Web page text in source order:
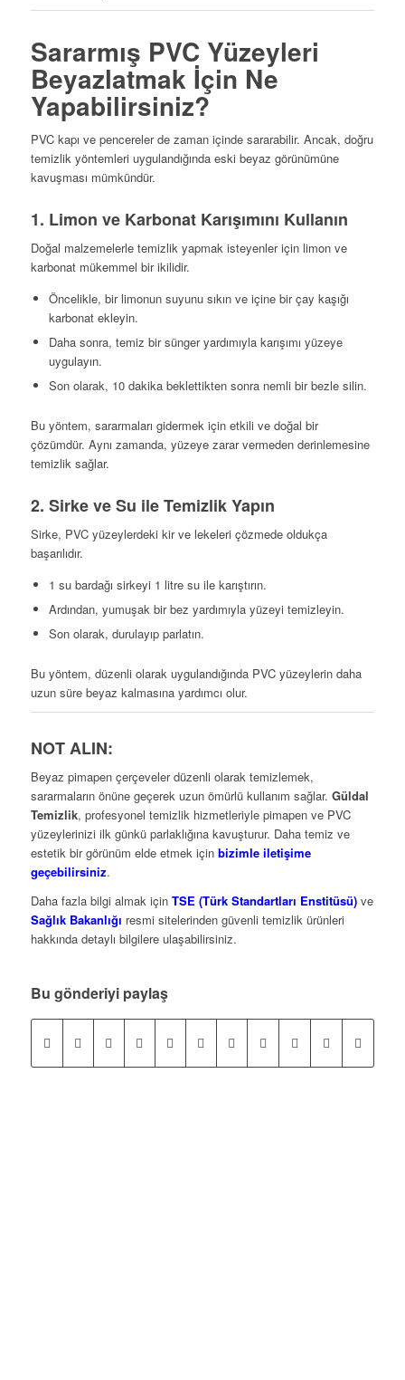
Sararmış PVC Yüzeyleri
Beyazlatmak İçin Ne
Yapabilirsiniz?
PVC kapı ve pencereler de zaman içinde sararabilir. Ancak, doğru
temizlik yöntemleri uygulandığında eski beyaz görünümüne
kavuşması mümkündür.
1. Limon ve Karbonat Karışımını Kullanın
Doğal malzemelerle temizlik yapmak isteyenler için limon ve
karbonat mükemmel bir ikilidir.
Öncelikle, bir limonun suyunu sıkın ve içine bir çay kaşığı
karbonat ekleyin.
Daha sonra, temiz bir sünger yardımıyla karışımı yüzeye
uygulayın.
Son olarak, 10 dakika beklettikten sonra nemli bir bezle silin.
Bu yöntem, sararmaları gidermek için etkili ve doğal bir
çözümdür. Aynı zamanda, yüzeye zarar vermeden derinlemesine
temizlik sağlar.
2. Sirke ve Su ile Temizlik Yapın
Sirke, PVC yüzeylerdeki kir ve lekeleri çözmede oldukça
başarılıdır.
1 su bardağı sirkeyi 1 litre su ile karıştırın.
Ardından, yumuşak bir bez yardımıyla yüzeyi temizleyin.
Son olarak, durulayıp parlatın.
Bu yöntem, düzenli olarak uygulandığında PVC yüzeylerin daha
uzun süre beyaz kalmasına yardımcı olur.
NOT ALIN:
Beyaz pimapen çerçeveler düzenli olarak temizlemek,
sararmaların önüne geçerek uzun ömürlü kullanım sağlar. Güldal
Temizlik, profesyonel temizlik hizmetleriyle pimapen ve PVC
yüzeylerinizi ilk günkü parlaklığına kavuşturur. Daha temiz ve
estetik bir görünüm elde etmek için bizimle iletişime
geçebilirsiniz.
Daha fazla bilgi almak için TSE (Türk Standartları Enstitüsü)ve
Sağlık Bakanlığı resmi sitelerinden güvenli temizlik ürünleri
hakkında detaylı bilgilere ulaşabilirsiniz.
Bu gönderiyi paylaş